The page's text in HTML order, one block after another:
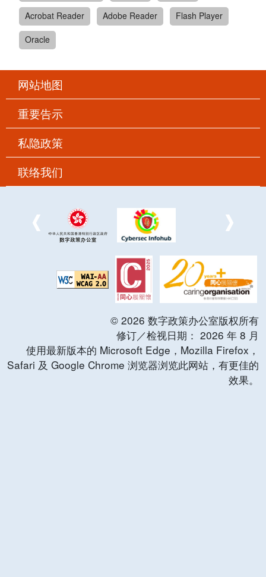
Acrobat Reader
Adobe Reader
Flash Player
Oracle
网站地图
重要告示
私隐政策
联络我们
© 2026 数字政策办公室版权所有
修订／检视日期： 2026 年 8 月
使用最新版本的 Microsoft Edge，Mozilla Firefox，
Safari 及 Google Chrome 浏览器浏览此网站，有更佳的
效果。